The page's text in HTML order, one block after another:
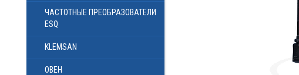
ЧАСТОТНЫЕ ПРЕОБРАЗОВАТЕЛИ
ESQ
KLEMSAN
ОВЕН